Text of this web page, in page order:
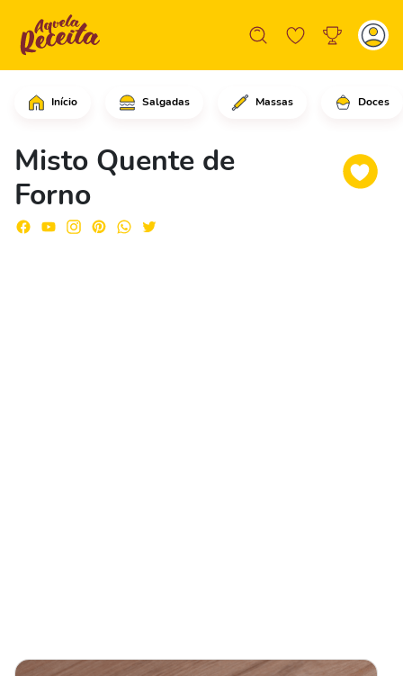
Início Salgadas Massas Doces
Misto Quente de
Forno
Em uma frigideira grande, em fogo